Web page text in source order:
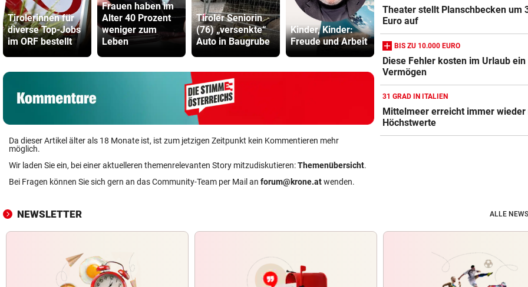
Tirolerinnen für
diverse Top-Jobs
im ORF bestellt
Frauen haben im
Alter 40 Prozent
weniger zum
Leben
Tiroler Seniorin
(76) „versenkte“
Auto in Baugrube
Kinder, Kinder:
Freude und Arbeit
Steirische
Gemüsebauern
bunter
Brand am
Da dieser Artikel älter als 18 Monate ist, ist zum jetzigen Zeitpunkt kein Kommentieren mehr
möglich.
Wir laden Sie ein, bei einer aktuelleren themenrelevanten Story mitzudiskutieren:Themenübersicht.
Bei Fragen können Sie sich gern an das Community-Team per Mail an forum@krone.atwenden.
Theater stellt Planschbecken um
Euro auf
BIS ZU 10.000 EURO
Diese Fehler kosten im Urlaub ein
Vermögen
31 GRAD IN ITALIEN
Mittelmeer erreicht immer wieder
Höchstwerte
NEWSLETTER ALLE